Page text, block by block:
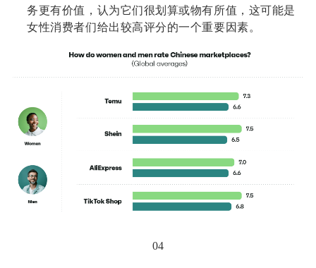
务更有价值，认为它们很划算或物有所值，这可能是
女性消费者们给出较高评分的一个重要因素。
04